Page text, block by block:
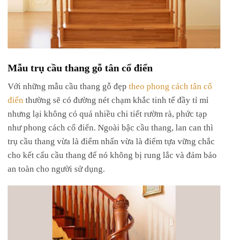
Mẫu trụ cầu thang gỗ tân cổ điển
Với những mẫu cầu thang gỗ đẹp theo phong cách tân cổ
điển thường sẽ có đường nét chạm khắc tinh tế đầy tỉ mỉ
nhưng lại không có quá nhiều chi tiết rườm rà, phức tạp
như phong cách cổ điển. Ngoài bậc cầu thang, lan can thì
trụ cầu thang vừa là điểm nhấn vừa là điểm tựa vững chắc
cho kết cấu cầu thang để nó không bị rung lắc và đảm bảo
an toàn cho người sử dụng.